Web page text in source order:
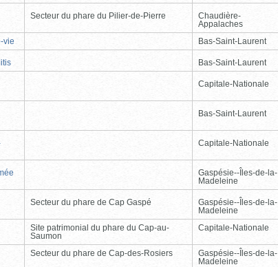
Secteur du phare du Pilier-de-Pierre
Chaudière-
Appalaches
vie Bas-Saint-Laurent
Bas-Saint-Laurent
Capitale-Nationale
Bas-Saint-Laurent
Capitale-Nationale
Gaspésie--Îles-de-la-
Madeleine
Secteur du phare de Cap Gaspé
Gaspésie--Îles-de-la-
Madeleine
Site patrimonial du phare du Cap-au-
Saumon
Capitale-Nationale
Secteur du phare de Cap-des-Rosiers
Gaspésie--Îles-de-la-
Madeleine